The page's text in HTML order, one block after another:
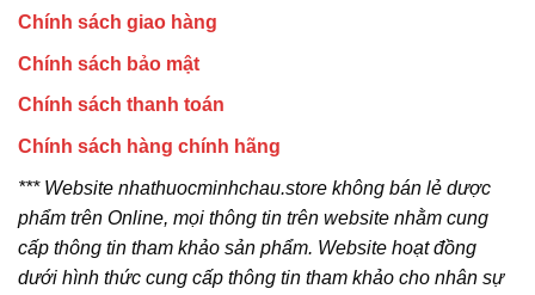
Chính sách giao hàng
Chính sách bảo mật
Chính sách thanh toán
Chính sách hàng chính hãng
*** Website nhathuocminhchau.store không bán lẻ dược
phẩm trên Online, mọi thông tin trên website nhằm cung
cấp thông tin tham khảo sản phẩm. Website hoạt đồng
dưới hình thức cung cấp thông tin tham khảo cho nhân sự